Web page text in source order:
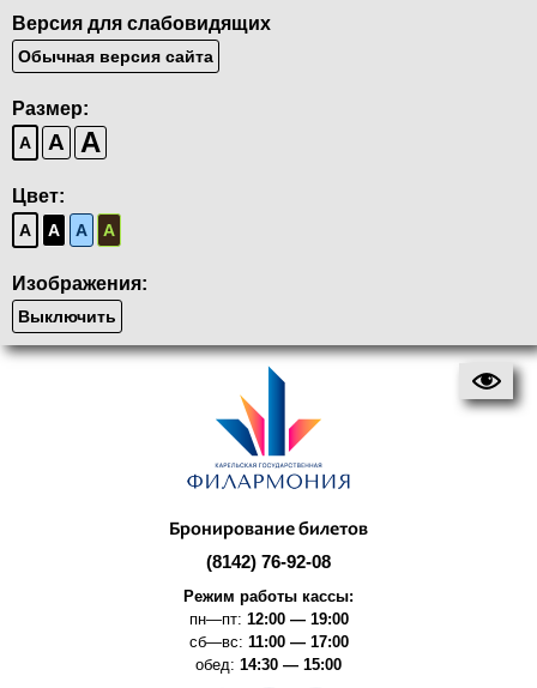
Версия для слабовидящих
Обычная версия сайта
Размер:
A A A
Цвет:
A A A A
Изображения:
Выключить
Бронирование билетов
(8142) 76-92-08
Режим работы кассы:
пн—пт: 12:00 — 19:00
сб—вс: 11:00 — 17:00
обед: 14:30 — 15:00